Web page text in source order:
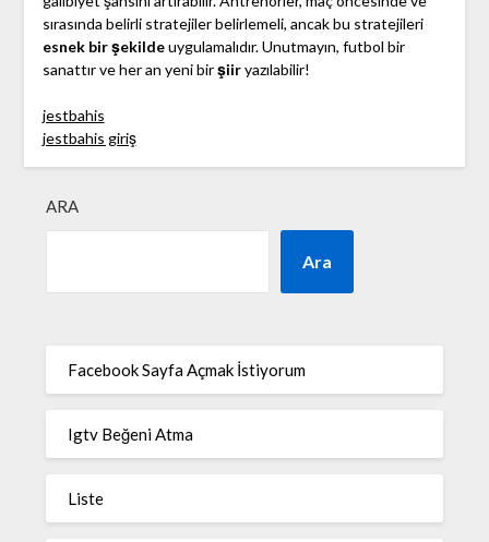
sırasında belirli stratejiler belirlemeli, ancak bu stratejileri
esnek bir şekildeuygulamalıdır. Unutmayın, futbol bir
sanattır ve her an yeni birşiiryazılabilir!
jestbahis
jestbahis giriş
ARA
Ara
Facebook Sayfa Açmak İstiyorum
Igtv Beğeni Atma
Liste